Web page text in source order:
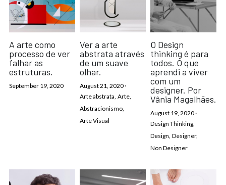
A arte como
processo de ver
falhar as
estruturas.
September 19, 2020
Ver a arte
abstrata através
de um suave
olhar.
August 21, 2020·
Arte abstrata, Arte,
Abstracionismo,
Arte Visual
O Design
thinking é para
todos. O que
aprendi a viver
com um
designer. Por
Vânia Magalhães.
August 19, 2020·
Design Thinking,
Design, Designer,
Non Designer